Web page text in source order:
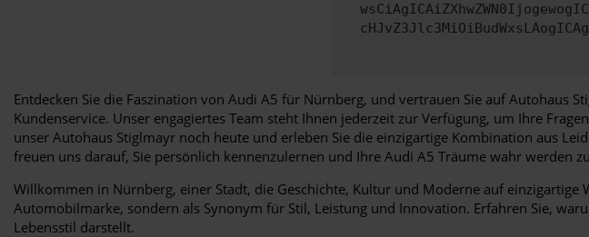
Entdecken Sie die Faszination von Audi A5 für Nürnberg, und vertrauen Sie auf Autohaus
Kundenservice. Unser engagiertes Team steht Ihnen jederzeit zur Verfügung, um Ihre
unser Autohaus Stiglmayr noch heute und erleben Sie die einzigartige Kombination aus
freuen uns darauf, Sie persönlich kennenzulernen und Ihre Audi A5 Träume wahr werden
Willkommen in Nürnberg, einer Stadt, die Geschichte, Kultur und Moderne auf
Automobilmarke, sondern als Synonym für Stil, Leistung und Innovation. Erfahren Sie,
Lebensstil darstellt.